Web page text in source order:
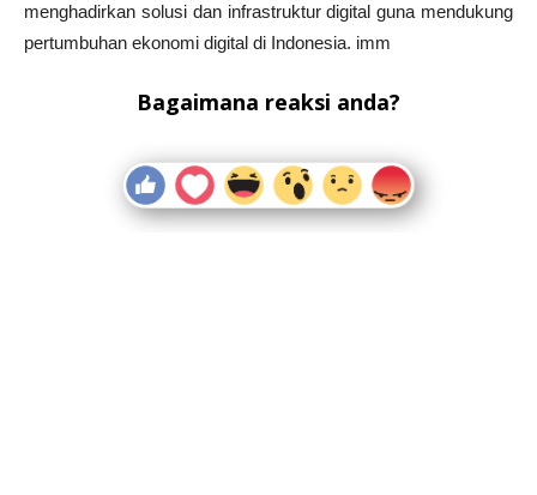
menghadirkan solusi dan infrastruktur digital guna mendukung
pertumbuhan ekonomi digital di Indonesia. imm
Bagaimana reaksi anda?